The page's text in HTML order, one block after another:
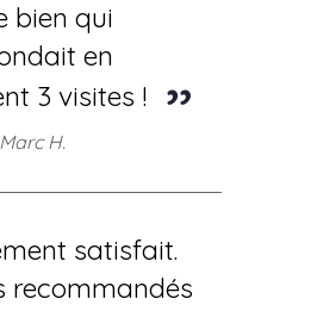
bien qui
en
3 visites !
H.
satisfait.
recommandés